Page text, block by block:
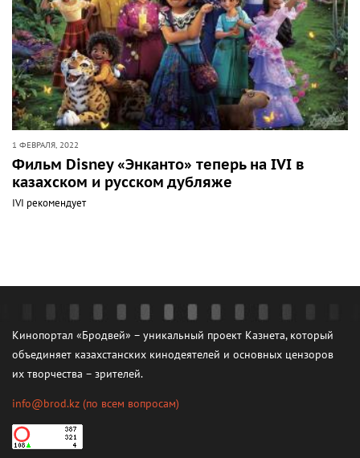
1 ФЕВРАЛЯ, 2022
Фильм Disney «Энканто» теперь на IVI в
казахском и русском дубляже
IVI рекомендует
Кинопортал «Бродвей» – уникальный проект Казнета, который
объединяет казахстанских кинодеятелей и основных цензоров
их творчества – зрителей.
info@brod.kz (по всем вопросам)